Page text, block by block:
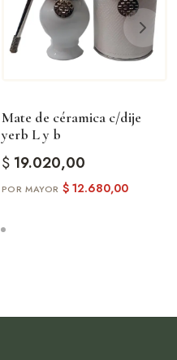
Mate de céramica c/dije
yerb L y b
$19.020,00
$12.680,00